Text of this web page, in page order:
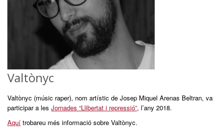
Valtònyc
Valtònyc (músic raper), nom artístic de Josep Miquel Arenas Beltran, va
participar a les Jornades “Llibertat i repressió”, l’any 2018.
Aquí trobareu més informació sobre Valtònyc.